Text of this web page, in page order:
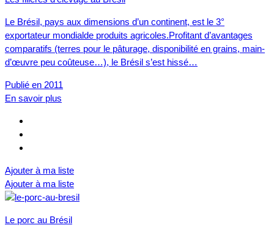
Le Brésil, pays aux dimensions d’un continent, est le 3°
exportateur mondialde produits agricoles.Profitant d’avantages
comparatifs (terres pour le pâturage, disponibilité en grains, main-
d’œuvre peu coûteuse…), le Brésil s’est hissé…
Publié en 2011
En savoir plus
Ajouter à ma liste
Ajouter à ma liste
Le porc au Brésil